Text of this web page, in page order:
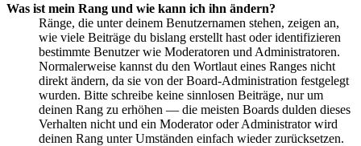
Was ist mein Rang und wie kann ich ihn ändern?
Ränge, die unter deinem Benutzernamen stehen, zeigen an,
wie viele Beiträge du bislang erstellt hast oder identifizieren
bestimmte Benutzer wie Moderatoren und Administratoren.
Normalerweise kannst du den Wortlaut eines Ranges nicht
direkt ändern, da sie von der Board-Administration festgelegt
wurden. Bitte schreibe keine sinnlosen Beiträge, nur um
deinen Rang zu erhöhen — die meisten Boards dulden dieses
Verhalten nicht und ein Moderator oder Administrator wird
deinen Rang unter Umständen einfach wieder zurücksetzen.